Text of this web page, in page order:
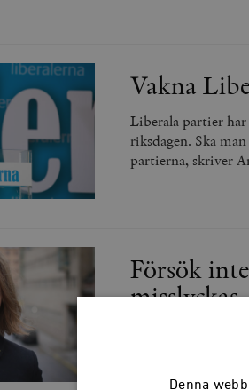
Vakna
Liberala partier
riksdagen. Ska
partierna, skriver
Försök
misslyckas
försöka – men
Denna